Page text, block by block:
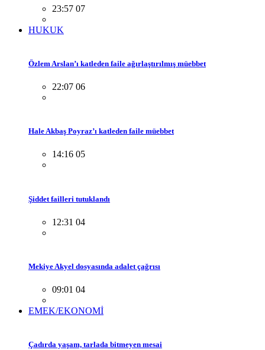
23:57 07
HUKUK
Özlem Arslan’ı katleden faile ağırlaştırılmış müebbet
22:07 06
Hale Akbaş Poyraz’ı katleden faile müebbet
14:16 05
Şiddet failleri tutuklandı
12:31 04
Mekiye Akyel dosyasında adalet çağrısı
09:01 04
EMEK/EKONOMİ
Çadırda yaşam, tarlada bitmeyen mesai